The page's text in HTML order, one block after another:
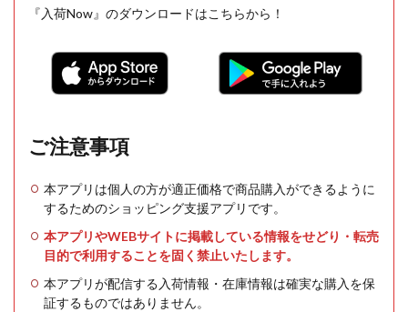
『入荷Now』のダウンロードはこちらから！
ご注意事項
本アプリは個人の方が適正価格で商品購入ができるように
するためのショッピング支援アプリです。
本アプリやWEBサイトに掲載している情報をせどり・転売
目的で利用することを固く禁止いたします。
本アプリが配信する入荷情報・在庫情報は確実な購入を保
証するものではありません。